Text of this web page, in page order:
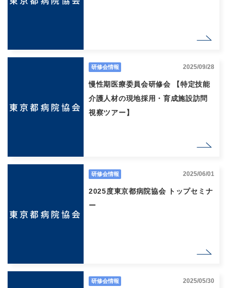
研修会情報 2025/09/28
慢性期医療委員会研修会 【特定技能
介護人材の現地採用・育成施設訪問
視察ツアー】
研修会情報 2025/06/01
2025度東京都病院協会 トップセミナ
ー
研修会情報 2025/05/30